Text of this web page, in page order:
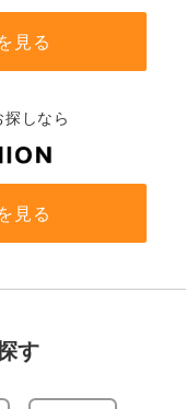
見る
しなら
見る
す